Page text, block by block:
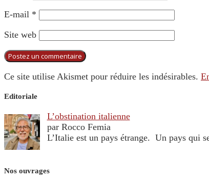
E-mail *
Site web
Ce site utilise Akismet pour réduire les indésirables.
Editoriale
L’obstination italienne
par Rocco Femia
L’Italie est un pays étrange. Un pays qui
Nos ouvrages